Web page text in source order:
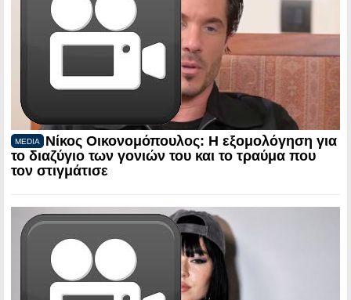
MEDIA
Νίκος Οικονομόπουλος: Η εξομολόγηση για
το διαζύγιο των γονιών του και το τραύμα που
τον στιγμάτισε